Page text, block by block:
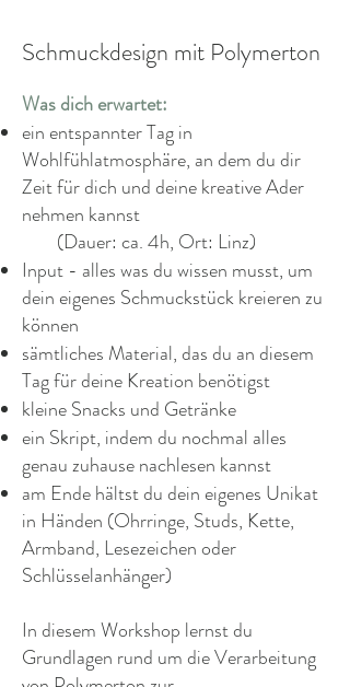
Schmuckdesign mit Polymerton
Was dich erwartet:
ein entspannter Tag in
Wohlfühlatmosphäre, an dem du dir
Zeit für dich und deine kreative Ader
nehmen kannst
(Dauer: ca. 4h, Ort: Linz)
Input - alles was du wissen musst, um
dein eigenes Schmuckstück kreieren zu
können
sämtliches Material, das du an diesem
Tag für deine Kreation benötigst
kleine Snacks und Getränke
ein Skript, indem du nochmal alles
genau zuhause nachlesen kannst
am Ende hältst du dein eigenes Unikat
in Händen (Ohrringe, Studs, Kette,
Armband, Lesezeichen oder
Schlüsselanhänger)
In diesem Workshop lernst du
Grundlagen rund um die Verarbeitung